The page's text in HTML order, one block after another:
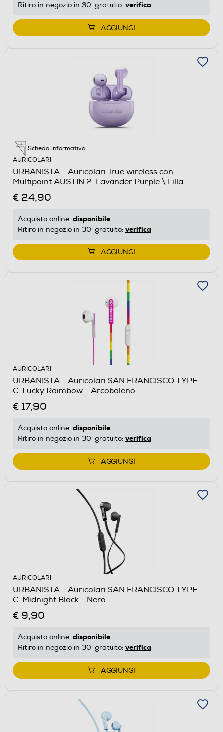
Ritiro in negozio in 30' gratuito: verifica
AGGIUNGI
Scheda informativa
AURICOLARI
URBANISTA - Auricolari True wireless con
Multipoint AUSTIN 2-Lavander Purple \ Lilla
€ 24,90
Acquisto online: disponibile
Ritiro in negozio in 30' gratuito: verifica
AGGIUNGI
AURICOLARI
URBANISTA - Auricolari SAN FRANCISCO TYPE-
C-Lucky Raimbow - Arcobaleno
€ 17,90
Acquisto online: disponibile
Ritiro in negozio in 30' gratuito: verifica
AGGIUNGI
AURICOLARI
URBANISTA - Auricolari SAN FRANCISCO TYPE-
C-Midnight Black - Nero
€ 9,90
Acquisto online: disponibile
Ritiro in negozio in 30' gratuito: verifica
AGGIUNGI